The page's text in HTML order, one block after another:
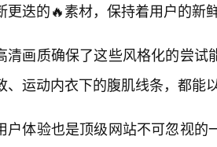
更迭的🔥素材，保持着用户的新
清画质确保了这些风格化的尝
、运动内衣下的腹肌线条，都能
户体验也是顶级网站不可忽视